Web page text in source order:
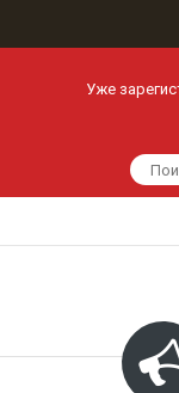
Уже